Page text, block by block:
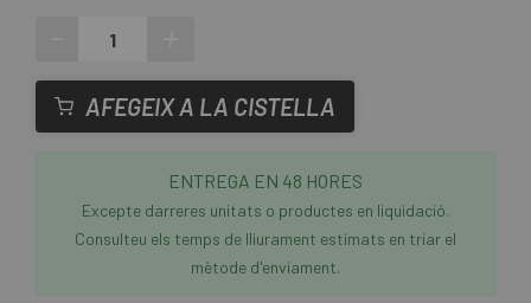
AFEGEIX A LA CISTELLA
ENTREGA EN 48 HORES
Excepte darreres unitats o productes en liquidació.
Consulteu els temps de lliurament estimats en triar el
mètode d'enviament.